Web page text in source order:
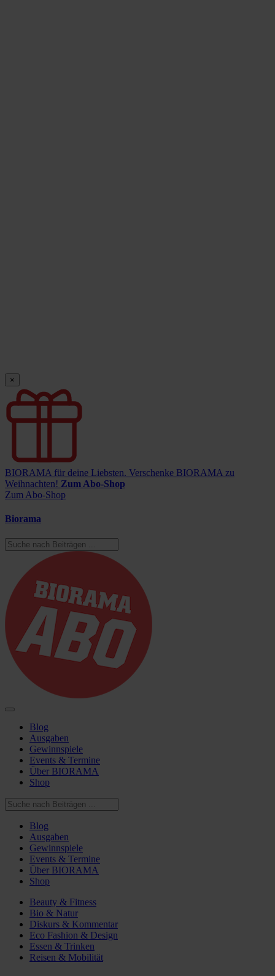
×
BIORAMA für deine Liebsten. Verschenke BIORAMA zu
Weihnachten! Zum Abo-Shop
Zum Abo-Shop
Biorama
Blog
Ausgaben
Gewinnspiele
Events & Termine
Über BIORAMA
Shop
Blog
Ausgaben
Gewinnspiele
Events & Termine
Über BIORAMA
Shop
Beauty & Fitness
Bio & Natur
Diskurs & Kommentar
Eco Fashion & Design
Essen & Trinken
Reisen & Mobilität